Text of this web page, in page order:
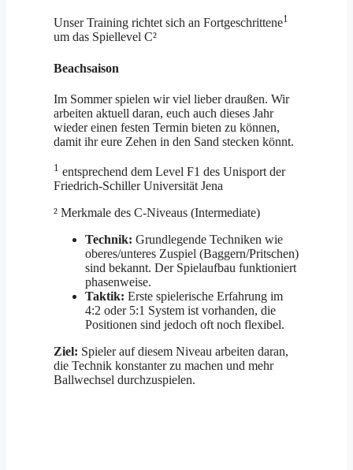
Unser Training richtet sich an Fortgeschrittene1
um das Spiellevel C²
Beachsaison
Im Sommer spielen wir viel lieber draußen. Wir
arbeiten aktuell daran, euch auch dieses Jahr
wieder einen festen Termin bieten zu können,
damit ihr eure Zehen in den Sand stecken könnt.
1 entsprechend dem Level F1 des Unisport der
Friedrich-Schiller Universität Jena
² Merkmale des C-Niveaus (Intermediate)
Technik: Grundlegende Techniken wie
oberes/unteres Zuspiel (Baggern/Pritschen)
sind bekannt. Der Spielaufbau funktioniert
phasenweise.
Taktik: Erste spielerische Erfahrung im
4:2 oder 5:1 System ist vorhanden, die
Positionen sind jedoch oft noch flexibel.
Ziel: Spieler auf diesem Niveau arbeiten daran,
die Technik konstanter zu machen und mehr
Ballwechsel durchzuspielen.